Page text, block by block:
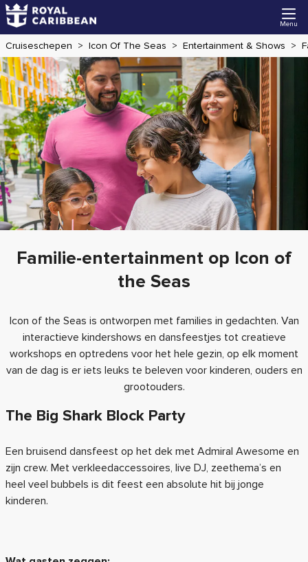
Menu
Cruiseschepen Icon Of The Seas Entertainment & Shows
Familie-entertainment op Icon of
the Seas
Icon of the Seas is ontworpen met families in gedachten. Van
interactieve kindershows en dansfeestjes tot creatieve
workshops en optredens voor het hele gezin, op elk moment
van de dag is er iets leuks te beleven voor kinderen, ouders en
grootouders.
The Big Shark Block Party
Een bruisend dansfeest op het dek met Admiral Awesome en
zijn crew. Met verkleedaccessoires, live DJ, zeethema’s en
heel veel bubbels is dit feest een absolute hit bij jonge
kinderen.